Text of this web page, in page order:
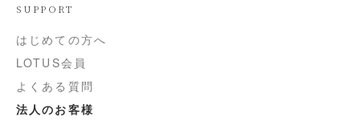
SUPPORT
はじめての方へ
LOTUS会員
よくある質問
法人のお客様